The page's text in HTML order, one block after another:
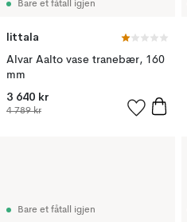
Bare et fåtall igjen
Iittala
Alvar Aalto vase tranebær, 160
mm
3 640 kr
4 789 kr
Bare et fåtall igjen